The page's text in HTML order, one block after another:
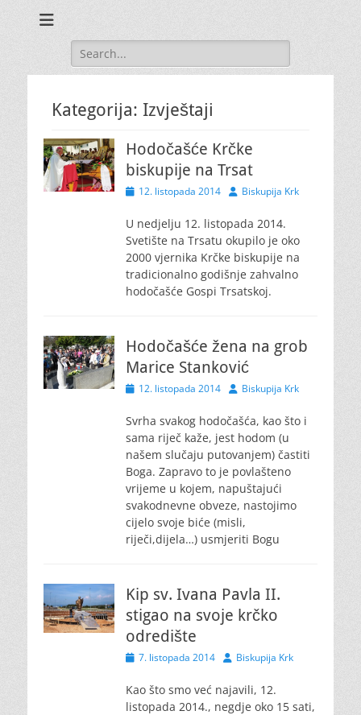
Search
for:
Kategorija: Izvještaji
Hodočašće Krčke
biskupije na Trsat
Posted12. listopada 2014 AuthorBiskupija Krk
U nedjelju 12. listopada 2014.
Svetište na Trsatu okupilo je oko
2000 vjernika Krčke biskupije na
tradicionalno godišnje zahvalno
hodočašće Gospi Trsatskoj.
Hodočašće žena na grob
Marice Stanković
Posted12. listopada 2014 AuthorBiskupija Krk
Svrha svakog hodočašća, kao što i
sama riječ kaže, jest hodom (u
našem slučaju putovanjem) častiti
Boga. Zapravo to je povlašteno
vrijeme u kojem, napuštajući
svakodnevne obveze, nastojimo
cijelo svoje biće (misli,
riječi,dijela…) usmjeriti Bogu
Kip sv. Ivana Pavla II.
stigao na svoje krčko
odredište
Posted
7. listopada 2014 AuthorBiskupija Krk
Kao što smo već najavili, 12.
listopada 2014., negdje oko 15 sati,